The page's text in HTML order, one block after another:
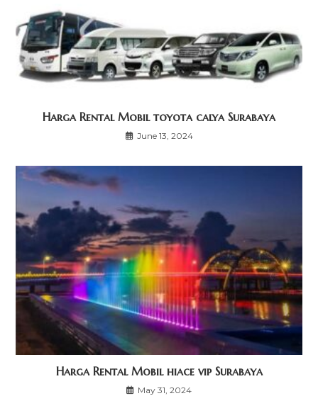
Harga Rental Mobil toyota calya Surabaya
June 13, 2024
Harga Rental Mobil hiace vip Surabaya
May 31, 2024